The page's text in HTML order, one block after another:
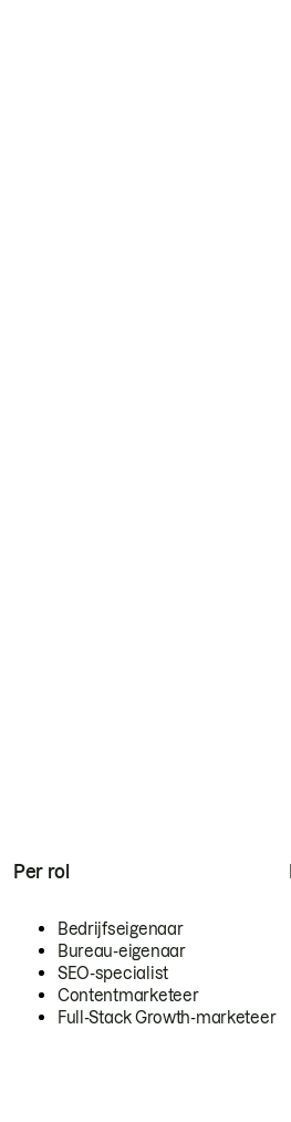
Per rol
Bedrijfseigenaar
Bureau-eigenaar
SEO-specialist
Contentmarketeer
Full-Stack Growth-marketeer